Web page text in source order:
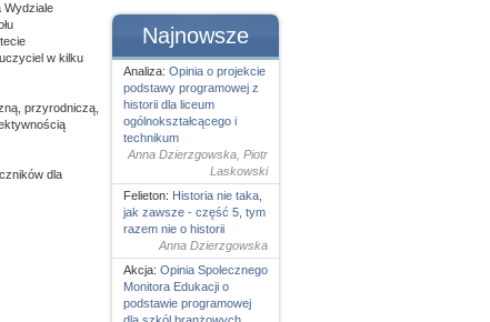
Wydziale
w kilku
przyrodniczą,
dla
Najnowsze
Analiza: Opinia o projekcie
podstawy programowej z
historii dla liceum
ogólnokształcącego i
technikum
Anna Dzierzgowska, Piotr
Laskowski
Felieton: Historia nie taka,
jak zawsze - część 5, tym
razem nie o historii
Anna Dzierzgowska
Akcja: Opinia Spolecznego
Monitora Edukacji o
podstawie programowej